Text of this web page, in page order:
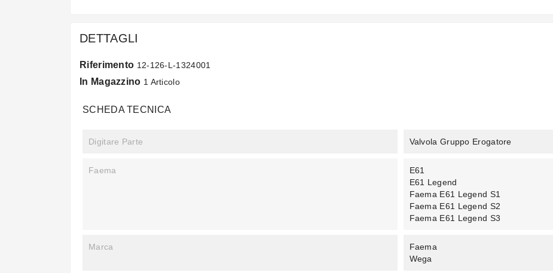
DETTAGLI
Riferimento 12-126-L-1324001
In Magazzino 1 Articolo
SCHEDA TECNICA
Digitare Parte Valvola Gruppo Erogatore
Faema
E61
E61 Legend
Faema E61 Legend S1
Faema E61 Legend S2
Faema E61 Legend S3
Marca
Faema
Wega